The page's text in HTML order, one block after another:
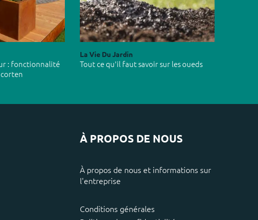
: fonctionnalité
corten
La Vie Du Jardin
Tout ce qu'il faut savoir sur les oueds
À PROPOS DE NOUS
À propos de nous et informations sur
l'entreprise
Conditions générales